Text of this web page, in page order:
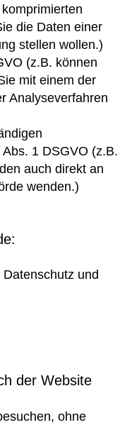
die Daten einer
stellen wollen.)
(z.B. können
mit einem der
Analyseverfahren
1 DSGVO (z.B.
auch direkt an
wenden.)
und
der Website
ohne